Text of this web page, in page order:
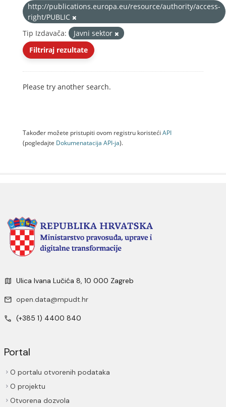
http://publications.europa.eu/resource/authority/access-
right/PUBLIC
Tip Izdavača:
Javni sektor
Filtriraj rezultate
Please try another search.
Također možete pristupiti ovom registru koristeći API
(pogledajte Dokumenаtаcijа API-jа).